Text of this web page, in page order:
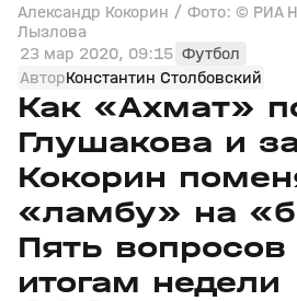
Александр Кокорин / Фото: © РИА
Лызлова
23 мар 2020, 09:15 Футбол
АвторКонстантин Столбовский
Как «Ахмат»
Глушакова и
Кокорин
«ламбу» на
Пять вопросов
итогам недели